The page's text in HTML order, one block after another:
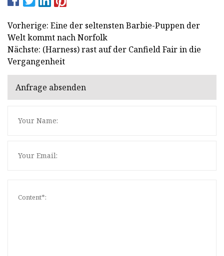
Vorherige: Eine der seltensten Barbie-Puppen der
Welt kommt nach Norfolk
Nächste: (Harness) rast auf der Canfield Fair in die
Vergangenheit
Anfrage absenden